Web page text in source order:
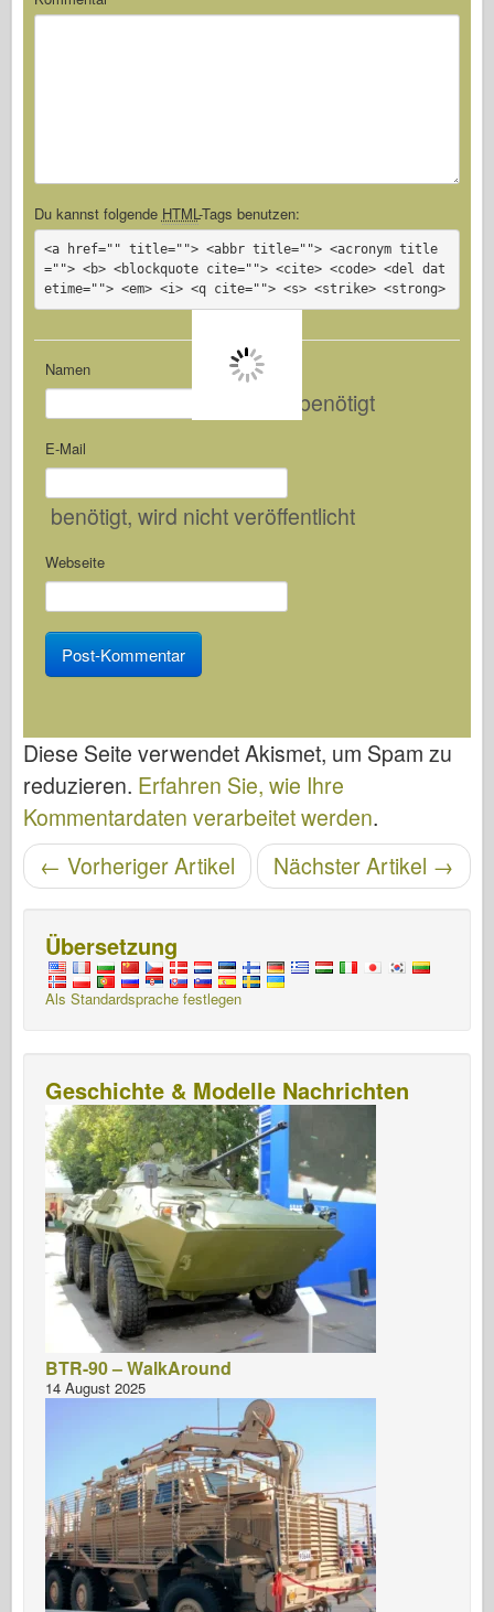
Du kannst folgende HTML-Tags benutzen:
<a href="" title=""> <abbr title=""> <acronym title
=""> <b> <blockquote cite=""> <cite> <code> <del dat
etime=""> <em> <i> <q cite=""> <s> <strike> <strong>
Namen
benötigt
E-Mail
benötigt, wird nicht veröffentlicht
Webseite
Diese Seite verwendet Akismet, um Spam zu
reduzieren. Erfahren Sie, wie Ihre
Kommentardaten verarbeitet werden.
Artikelnavigation Nächster Artikel →
← Vorheriger Artikel
Übersetzung
Als Standardsprache festlegen
Geschichte & Modelle Nachrichten
BTR-90 – WalkAround
14 August 2025